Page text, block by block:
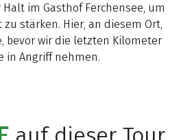
im Gasthof Ferchensee, um
stärken. Hier, an diesem Ort,
bevor wir die letzten Kilometer
in Angriff nehmen.